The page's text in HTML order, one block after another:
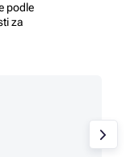
podle
za